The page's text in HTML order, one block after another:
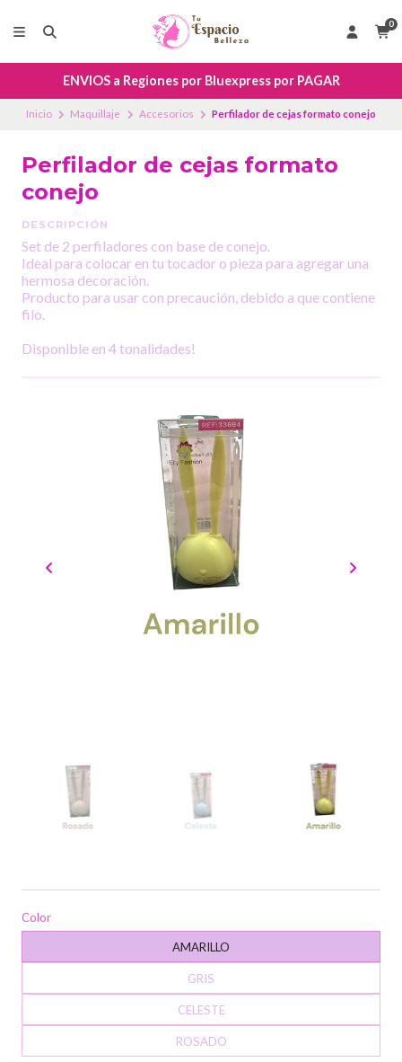
0
ENVIOS a Regiones por Bluexpress por PAGAR
Inicio Maquillaje Accesorios Perfilador de cejas formato conejo
Perfilador de cejas formato
conejo
DESCRIPCIÓN
Set de 2 perfiladores con base de conejo.
Ideal para colocar en tu tocador o pieza para agregar una
hermosa decoración.
Producto para usar con precaución, debido a que contiene
filo.
Disponible en 4 tonalidades!
Color
AMARILLO
GRIS
CELESTE
ROSADO